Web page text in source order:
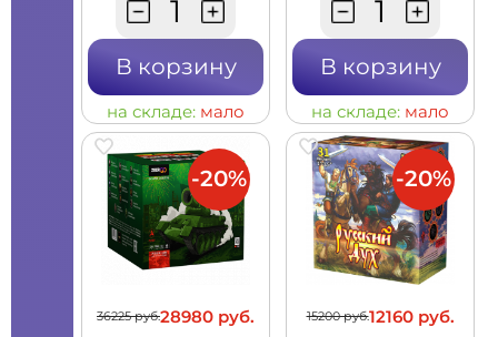
В корзину
на складе: мало
В корзину
на складе: мало
36225 руб.28980 руб.
-20%
15200 руб.12160 руб.
-20%